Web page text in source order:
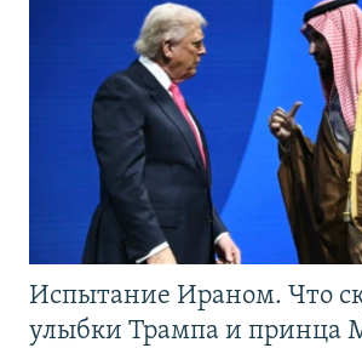
Испытание Ираном. Что
улыбки Трампа и принца